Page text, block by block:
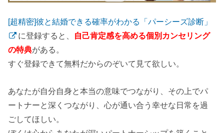
[超精密]彼と結婚できる確率がわかる「パーシーズ診断」
に登録すると、 自己肯定感を高める個別カンセリング
の特典がある。
すぐ登録できて無料だからのぞいて見て欲しい。
あなたが自分自身と本当の意味でつながり、その上でパ
ートナーと深くつながり、心が通い合う幸せな日常を過
ごしてほしい。